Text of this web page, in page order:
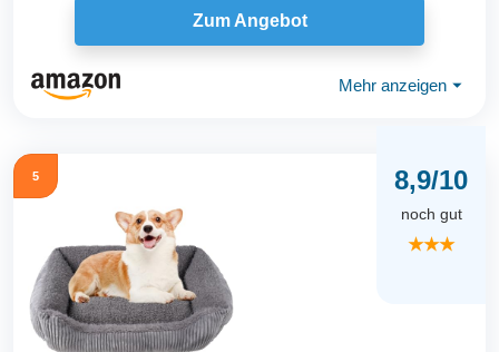
Zum Angebot
Mehr anzeigen ⏷
5 8,9/10
noch gut
★★★